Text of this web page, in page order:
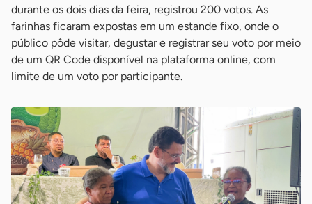
durante os dois dias da feira, registrou 200 votos. As
farinhas ficaram expostas em um estande fixo, onde o
público pôde visitar, degustar e registrar seu voto por meio
de um QR Code disponível na plataforma online, com
limite de um voto por participante.